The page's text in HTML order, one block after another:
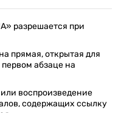
разрешается при
прямая, открытая для
абзаце на
воспроизведение
содержащих ссылку